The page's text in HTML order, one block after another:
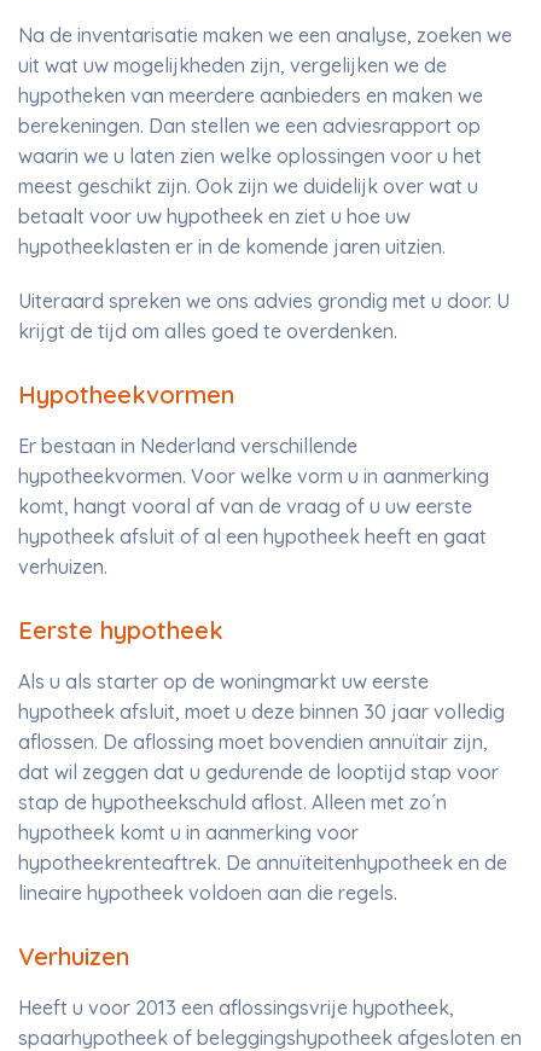
Na de inventarisatie maken we een analyse, zoeken we
uit wat uw mogelijkheden zijn, vergelijken we de
hypotheken van meerdere aanbieders en maken we
berekeningen. Dan stellen we een adviesrapport op
waarin we u laten zien welke oplossingen voor u het
meest geschikt zijn. Ook zijn we duidelijk over wat u
betaalt voor uw hypotheek en ziet u hoe uw
hypotheeklasten er in de komende jaren uitzien.
Uiteraard spreken we ons advies grondig met u door. U
krijgt de tijd om alles goed te overdenken.
Hypotheekvormen
Er bestaan in Nederland verschillende
hypotheekvormen. Voor welke vorm u in aanmerking
komt, hangt vooral af van de vraag of u uw eerste
hypotheek afsluit of al een hypotheek heeft en gaat
verhuizen.
Eerste hypotheek
Als u als starter op de woningmarkt uw eerste
hypotheek afsluit, moet u deze binnen 30 jaar volledig
aflossen. De aflossing moet bovendien annuïtair zijn,
dat wil zeggen dat u gedurende de looptijd stap voor
stap de hypotheekschuld aflost. Alleen met zo´n
hypotheek komt u in aanmerking voor
hypotheekrenteaftrek. De annuïteitenhypotheek en de
lineaire hypotheek voldoen aan die regels.
Verhuizen
Heeft u voor 2013 een aflossingsvrije hypotheek,
spaarhypotheek of beleggingshypotheek afgesloten en